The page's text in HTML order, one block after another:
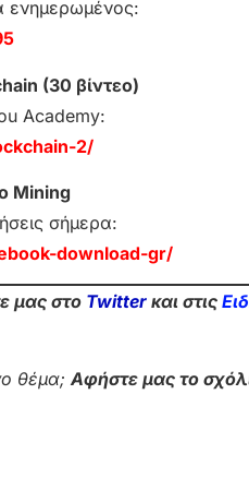
ενημερωμένος:
(30 βίντεο)
Academy:
2/
Mining
σήμερα:
download-gr/
μας στο Twitter και στις
θέμα; Αφήστε μας το